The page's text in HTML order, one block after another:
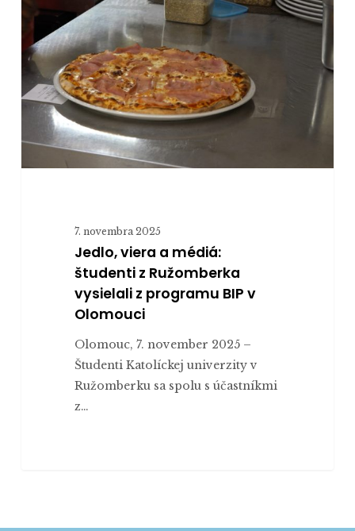
a
médiá:
študenti
Ružomberka
vysielali
programu
7. novembra 2025
Jedlo, viera a médiá:
študenti z Ružomberka
vysielali z programu BIP v
Olomouci
Olomouc, 7. november 2025 –
Študenti Katolíckej univerzity v
Ružomberku sa spolu s účastníkmi
z…